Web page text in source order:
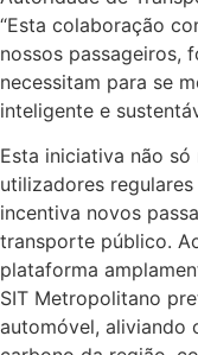
“Esta colaboração
nossos passageiros,
necessitam para se
inteligente e
Esta iniciativa não
utilizadores
incentiva novos
transporte público.
plataforma
SIT Metropolitano
automóvel, aliviando